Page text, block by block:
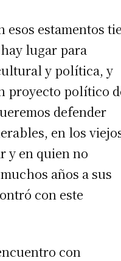
esos estamentos
lugar para
y política, y
proyecto político
defender
en los
y en quien no
años a sus
con este
con